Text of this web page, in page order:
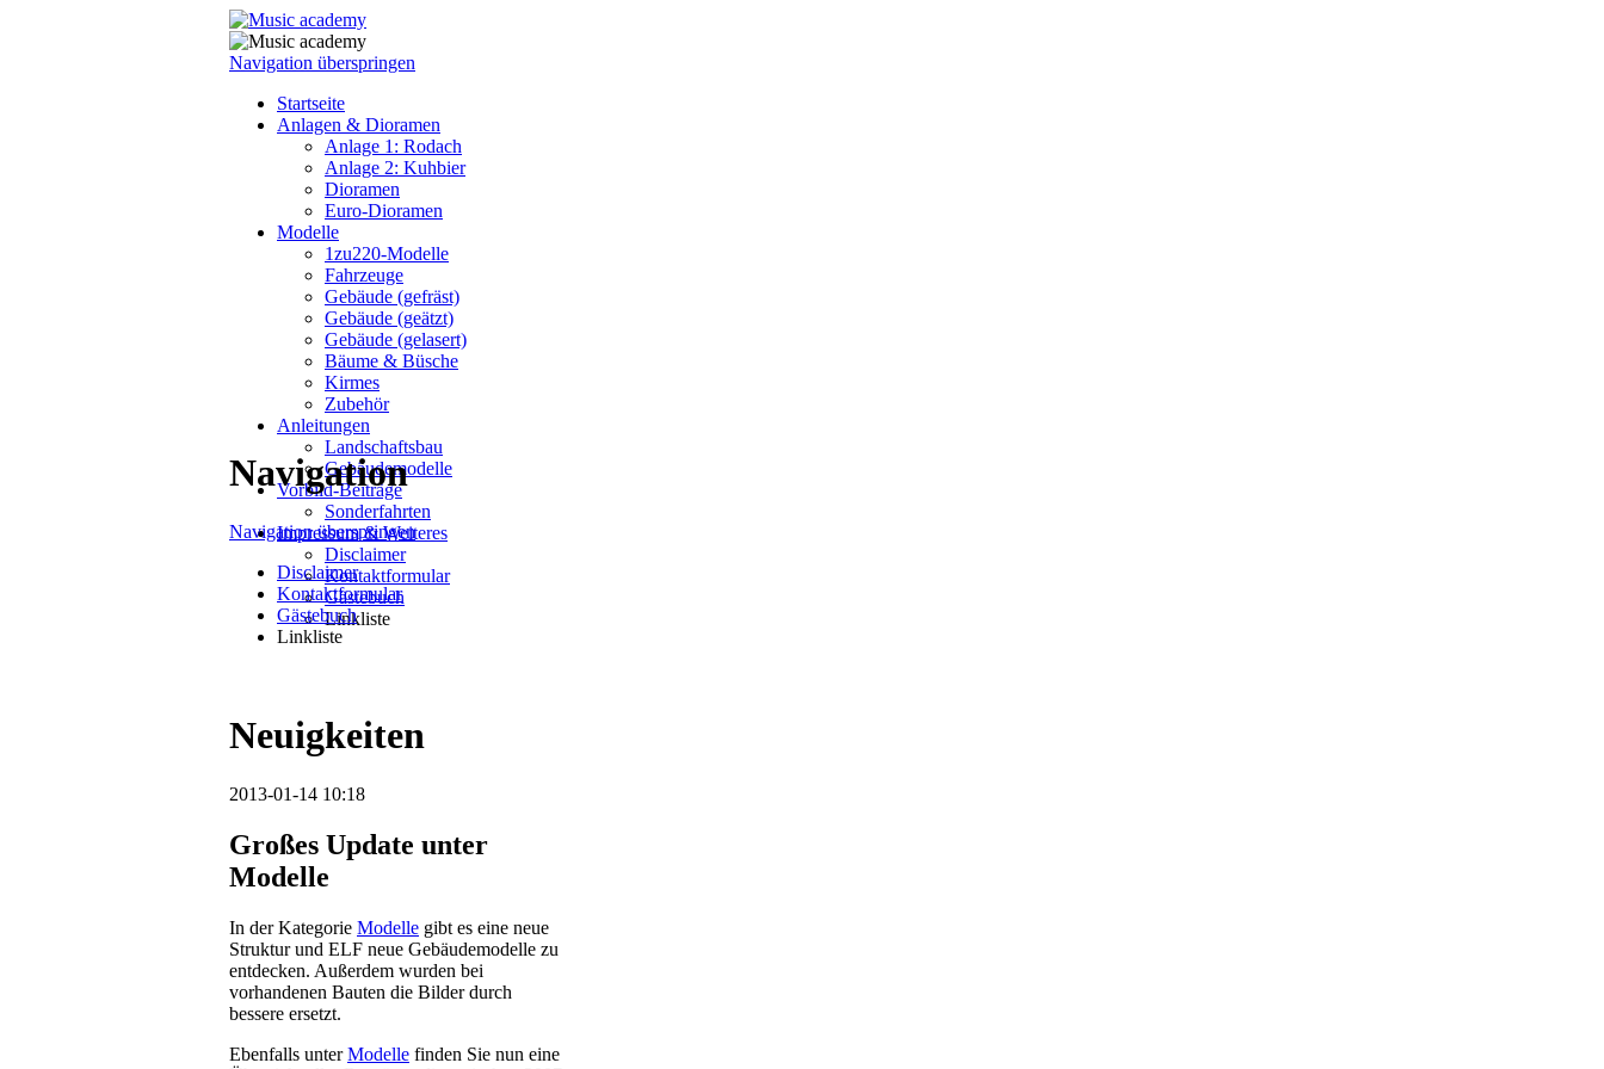
Navigation überspringen
Startseite
Anlagen & Dioramen
Anlage 1: Rodach
Anlage 2: Kuhbier
Dioramen
Euro-Dioramen
Modelle
1zu220-Modelle
Fahrzeuge
Gebäude (gefräst)
Gebäude (geätzt)
Gebäude (gelasert)
Bäume & Büsche
Kirmes
Zubehör
Anleitungen
Landschaftsbau
Gebäudemodelle
Vorbild-Beiträge
Sonderfahrten
Impressum & Weiteres
Disclaimer
Kontaktformular
Gästebuch
Linkliste
Navigation
Navigation überspringen
Disclaimer
Kontaktformular
Gästebuch
Linkliste
Neuigkeiten
2013-01-14 10:18
Großes Update unter
Modelle
In der Kategorie Modelle gibt es eine neue
Struktur und ELF neue Gebäudemodelle zu
entdecken. Außerdem wurden bei
vorhandenen Bauten die Bilder durch
bessere ersetzt.
Ebenfalls unterModelle finden Sie nun eine